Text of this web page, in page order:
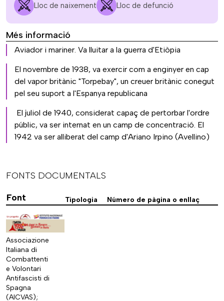
Lloc de naixement Lloc de defunció
Més informació
Aviador i mariner. Va lluitar a la guerra d'Etiòpia
El novembre de 1938, va exercir com a enginyer en cap
del vapor britànic "Torpebay", un creuer britànic conegut
pel seu suport a l'Espanya republicana
El juliol de 1940, considerat capaç de pertorbar l'ordre
públic, va ser internat en un camp de concentració. El
1942 va ser alliberat del camp d'Ariano Irpino (Avellino)
FONTS DOCUMENTALS
Font
Tipologia Número de pàgina o enllaç
Associazione
Italiana di
Combattenti
e Volontari
Antifascisti di
Spagna
(AICVAS);